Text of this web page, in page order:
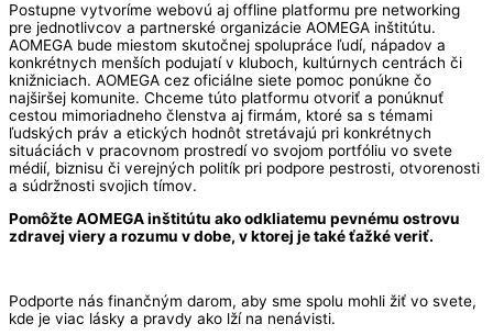
Postupne vytvoríme webovú aj offline platformu pre networking
pre jednotlivcov a partnerské organizácie AOMEGA inštitútu.
AOMEGA bude miestom skutočnej spolupráce ľudí, nápadov a
konkrétnych menších podujatí v kluboch, kultúrnych centrách či
knižniciach. AOMEGA cez oficiálne siete pomoc ponúkne čo
najširšej komunite. Chceme túto platformu otvoriť a ponúknuť
cestou mimoriadneho členstva aj firmám, ktoré sa s témami
ľudských práv a etických hodnôt stretávajú pri konkrétnych
situáciách v pracovnom prostredí vo svojom portfóliu vo svete
médií, biznisu či verejných politík pri podpore pestrosti, otvorenosti
a súdržnosti svojich tímov.
Pomôžte AOMEGA inštitútu ako odkliatemu pevnému ostrovu
zdravej viery a rozumu v dobe, v ktorej je také ťažké veriť.
Podporte nás finančným darom, aby sme spolu mohli žiť vo svete,
kde je viac lásky a pravdy ako lží na nenávisti.